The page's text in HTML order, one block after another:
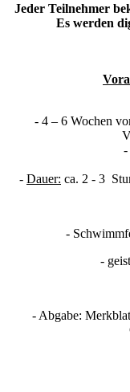
Jeder Teilnehmer
Es werden
- 4 – 6 Wochen
-
- Dauer: ca. 2 - 3
-
-
- Abgabe: